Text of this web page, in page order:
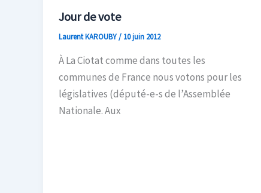
Jour de vote
Laurent KAROUBY/ 10 juin 2012
À La Ciotat comme dans toutes les
communes de France nous votons pour les
législatives (député-e-s de l’Assemblée
Nationale. Aux